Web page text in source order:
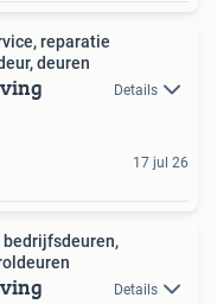
reparatie
deuren
Details
17 jul 26
Details